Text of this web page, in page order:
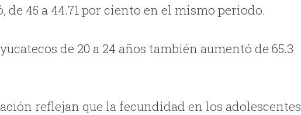
45 a 44.71 por ciento en el mismo periodo.
de 20 a 24 años también aumentó de 65.3
reflejan que la fecundidad en los adolescentes